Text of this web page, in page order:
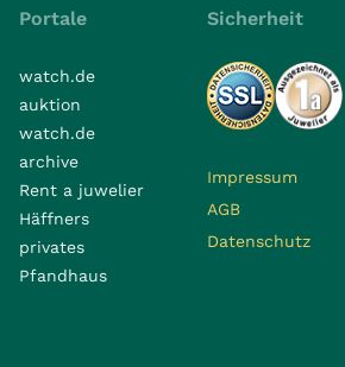
Portale
watch.de
auktion
watch.de
archive
Rent a juwelier
Häffners
privates
Pfandhaus
Sicherheit
Impressum
AGB
Datenschutz